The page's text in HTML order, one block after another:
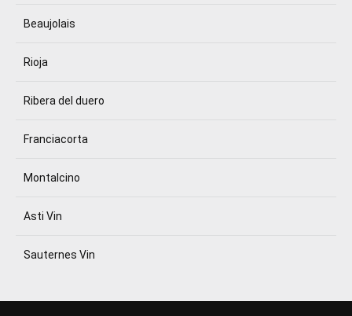
Beaujolais
Rioja
Ribera del duero
Franciacorta
Montalcino
Asti Vin
Sauternes Vin